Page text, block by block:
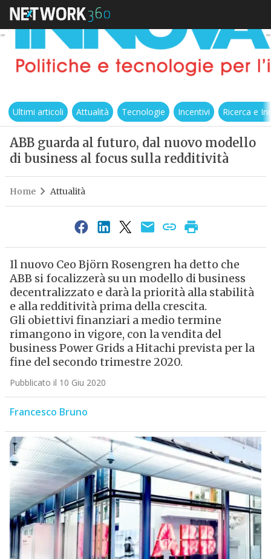
Ultimi articoli Attualità Tecnologie Incentivi Ricerca e
ABB guarda al futuro, dal nuovo modello
di business al focus sulla redditività
Home Attualità
Il nuovo Ceo Björn Rosengren ha detto che
ABB si focalizzerà su un modello di business
decentralizzato e darà la priorità alla stabilità
e alla redditività prima della crescita.
Gli obiettivi finanziari a medio termine
rimangono in vigore, con la vendita del
business Power Grids a Hitachi prevista per la
fine del secondo trimestre 2020.
Pubblicato il 10 Giu 2020
Francesco Bruno